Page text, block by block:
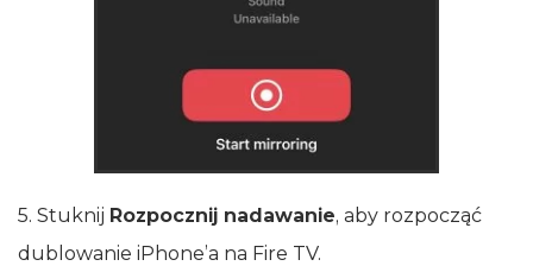
5. Stuknij Rozpocznij nadawanie, aby rozpocząć
dublowanie iPhone’a na Fire TV.